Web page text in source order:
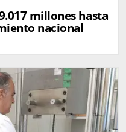
millones hasta
nacional